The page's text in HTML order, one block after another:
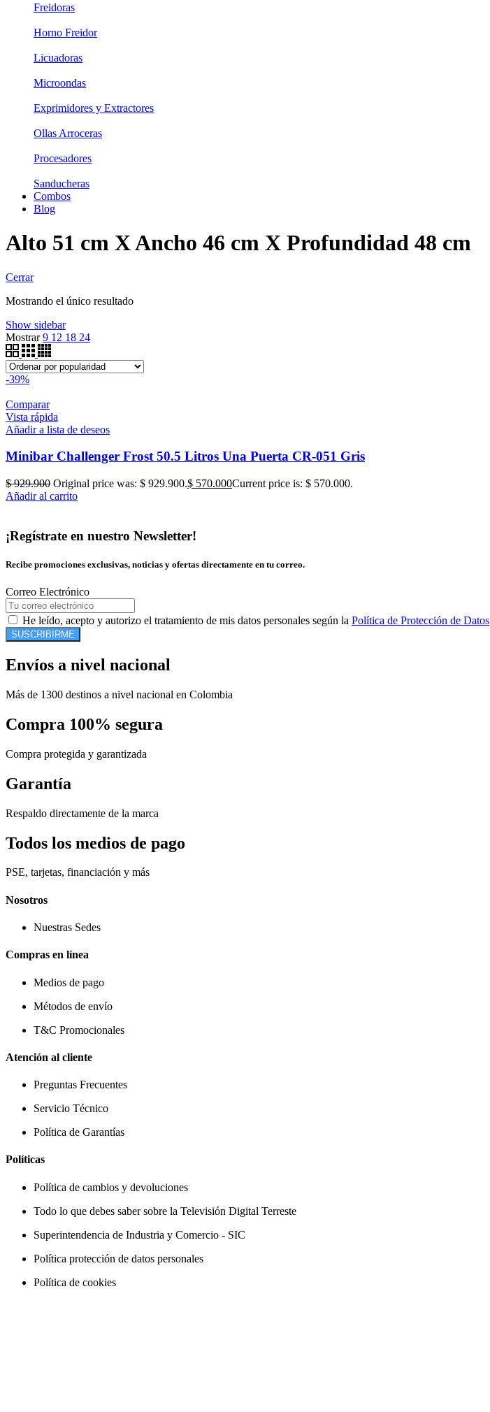
Freidoras
Horno Freidor
Licuadoras
Microondas
Exprimidores y Extractores
Ollas Arroceras
Procesadores
Sanducheras
Combos
Blog
Alto 51 cm X Ancho 46 cm X Profundidad 48 cm
Cerrar
Mostrando el único resultado
Show sidebar
Mostrar9 12 18 24
-39%
Comparar
Vista rápida
Añadir a lista de deseos
Minibar Challenger Frost 50.5 Litros Una Puerta CR-051 Gris
$929.900 Original price was: $ 929.900.$ 570.000Current price is: $ 570.000.
Añadir al carrito
¡Regístrate en nuestro Newsletter!
Recibe promociones exclusivas, noticias y ofertas directamente en tu correo.
Correo Electrónico
He leído, acepto y autorizo el tratamiento de mis datos personales según la Política de Protección de Datos
SUSCRIBIRME
Envíos a nivel nacional
Más de 1300 destinos a nivel nacional en Colombia
Compra 100% segura
Compra protegida y garantizada
Garantía
Respaldo directamente de la marca
Todos los medios de pago
PSE, tarjetas, financiación y más
Nosotros
Nuestras Sedes
Compras en línea
Medios de pago
Métodos de envío
T&C Promocionales
Atención al cliente
Preguntas Frecuentes
Servicio Técnico
Política de Garantías
Políticas
Política de cambios y devoluciones
Todo lo que debes saber sobre la Televisión Digital Terreste
Superintendencia de Industria y Comercio - SIC
Política protección de datos personales
Política de cookies